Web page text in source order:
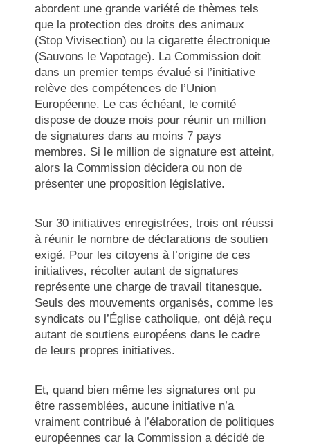
abordent une grande variété de thèmes tels
que la protection des droits des animaux
(Stop Vivisection) ou la cigarette électronique
(Sauvons le Vapotage). La Commission doit
dans un premier temps évalué si l’initiative
relève des compétences de l’Union
Européenne. Le cas échéant, le comité
dispose de douze mois pour réunir un million
de signatures dans au moins 7 pays
membres. Si le million de signature est atteint,
alors la Commission décidera ou non de
présenter une proposition législative.
Sur 30 initiatives enregistrées, trois ont réussi
à réunir le nombre de déclarations de soutien
exigé. Pour les citoyens à l’origine de ces
initiatives, récolter autant de signatures
représente une charge de travail titanesque.
Seuls des mouvements organisés, comme les
syndicats ou l’Église catholique, ont déjà reçu
autant de soutiens européens dans le cadre
de leurs propres initiatives.
Et, quand bien même les signatures ont pu
être rassemblées, aucune initiative n’a
vraiment contribué à l’élaboration de politiques
européennes car la Commission a décidé de